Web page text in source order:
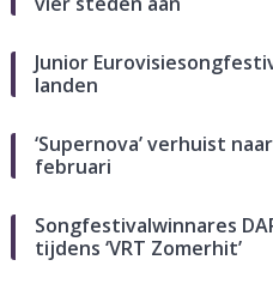
Junior
landen
‘Supernova’ verhuist
februari
Songfestivalwinnares
tijdens ‘VRT Zomerhit’